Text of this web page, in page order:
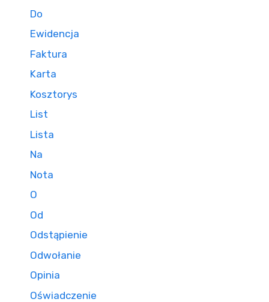
Do
Ewidencja
Faktura
Karta
Kosztorys
List
Lista
Na
Nota
O
Od
Odstąpienie
Odwołanie
Opinia
Oświadczenie